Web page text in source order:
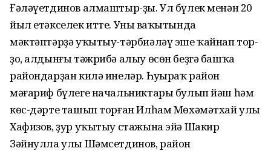
Ғәләүетдинов алмаштыр-ҙы. Ул бүлек менән 20
йыл етәкселек итте. Уның ваҡытында
мәктәптәрҙә уҡытыу-тәрбиәләү эше ҡайнап тор-
ҙо, алдынғы тәжрибә алыу өсөн беҙгә башҡа
райондарҙан килә инеләр. Һуңыраҡ район
мәғариф бүлеге начальниктары булып йәш һәм
көс-дәрте ташып торған Илһам Мөхәмәтхай улы
Хафизов, ҙур уҡытыу стажына эйә Шакир
Зәйнулла улы Шәмсетдинов, район